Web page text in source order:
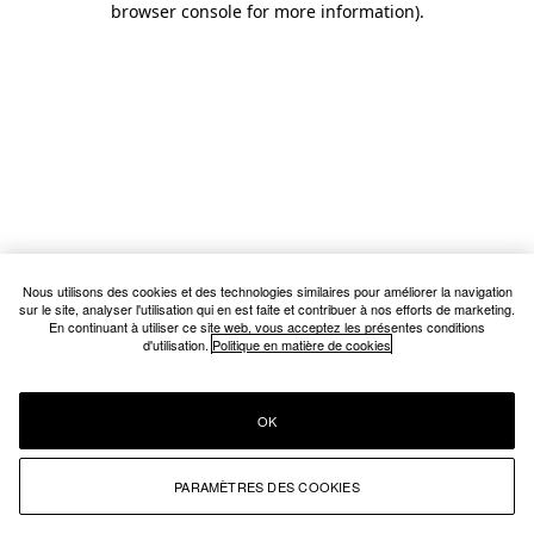
browser console for more information).
Nous utilisons des cookies et des technologies similaires pour améliorer la navigation
sur le site, analyser l'utilisation qui en est faite et contribuer à nos efforts de marketing.
En continuant à utiliser ce site web, vous acceptez les présentes conditions
d'utilisation. Politique en matière de cookies
PARAMÈTRES DES COOKIES
OK